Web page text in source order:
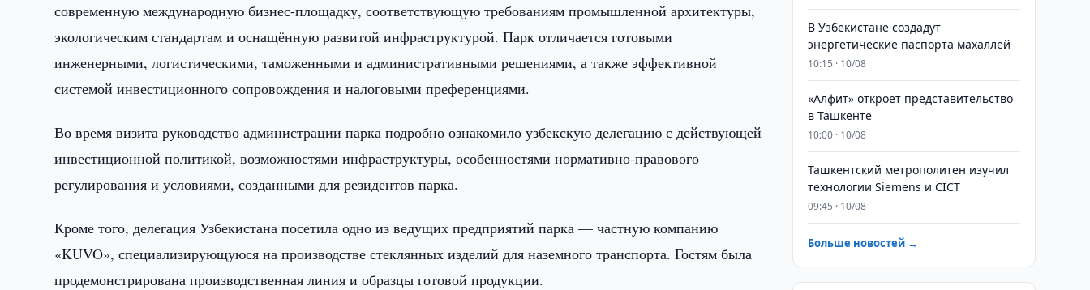
современную международную бизнес-площадку, соответствующую требованиям промышленной архитектуры,
экологическим стандартам и оснащённую развитой инфраструктурой. Парк отличается готовыми
инженерными, логистическими, таможенными и административными решениями, а также эффективной
системой инвестиционного сопровождения и налоговыми преференциями.
Во время визита руководство администрации парка подробно ознакомило узбекскую делегацию с действующей
инвестиционной политикой, возможностями инфраструктуры, особенностями нормативно-правового
регулирования и условиями, созданными для резидентов парка.
Кроме того, делегация Узбекистана посетила одно из ведущих предприятий парка — частную компанию
«KUVO», специализирующуюся на производстве стеклянных изделий для наземного транспорта. Гостям была
продемонстрирована производственная линия и образцы готовой продукции.
В Узбекистане создадут
энергетические паспорта махаллей
10:15 · 10/08
«Алфит» откроет представительство
в Ташкенте
10:00 · 10/08
Ташкентский метрополитен изучил
технологии Siemens и CICT
09:45 · 10/08
Больше новостей →